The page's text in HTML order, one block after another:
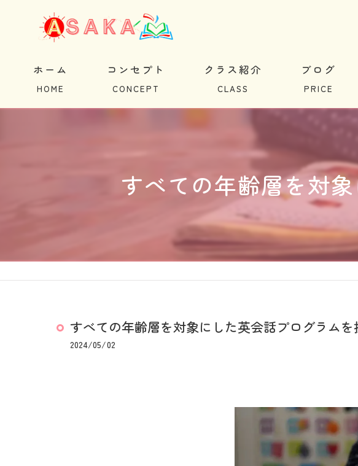
ホーム コンセプト クラス紹介
よくある質問
ブログ
すべての年齢層を対
すべての年齢層を対象にした英会話プログラムを
2024/05/02